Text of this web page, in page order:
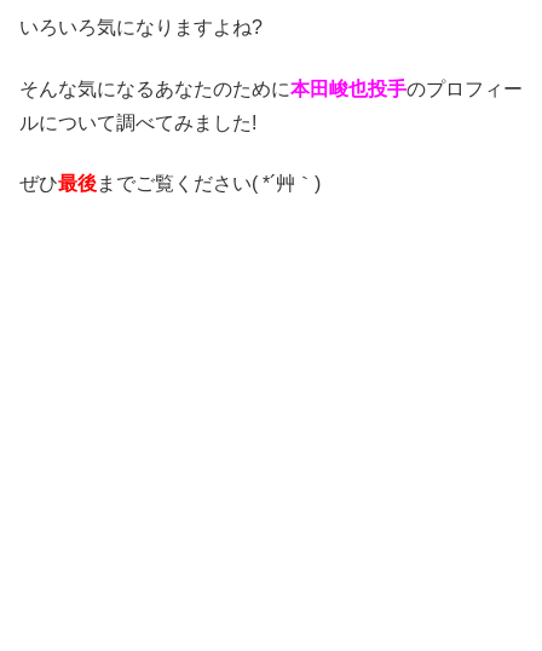
いろいろ気になりますよね?
そんな気になるあなたのために本田峻也投手のプロフィー
ルについて調べてみました!
ぜひ最後までご覧ください( *´艸｀)